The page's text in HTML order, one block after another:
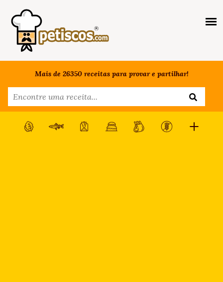
Mais de 26350 receitas para provar e partilhar!